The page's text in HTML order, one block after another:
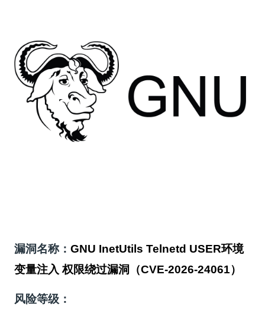
漏洞名称：GNU InetUtils Telnetd USER环境
变量注入 权限绕过漏洞（CVE-2026-24061）
风险等级：